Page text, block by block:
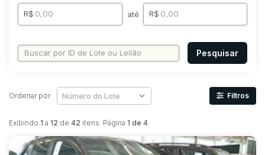
R$ até R$
Pesquisar
Exibindo 1 a 12 de 42 itens. Página 1 de 4.
Ordenar por: Filtros